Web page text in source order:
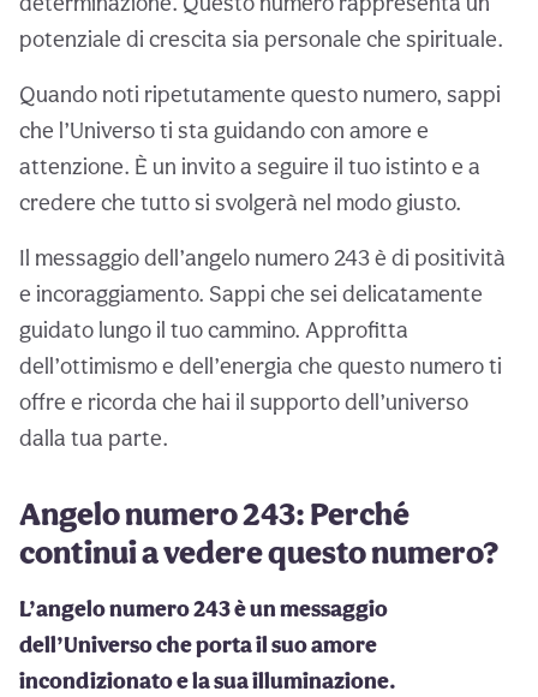
potenziale di crescita sia personale che spirituale.
Quando noti ripetutamente questo numero, sappi
che l’Universo ti sta guidando con amore e
attenzione. È un invito a seguire il tuo istinto e a
credere che tutto si svolgerà nel modo giusto.
Il messaggio dell’angelo numero 243 è di positività
e incoraggiamento. Sappi che sei delicatamente
guidato lungo il tuo cammino. Approfitta
dell’ottimismo e dell’energia che questo numero ti
offre e ricorda che hai il supporto dell’universo
dalla tua parte.
Angelo numero 243: Perché
continui a vedere questo numero?
L’angelo numero 243 è un messaggio
dell’Universo che porta il suo amore
incondizionato e la sua illuminazione.